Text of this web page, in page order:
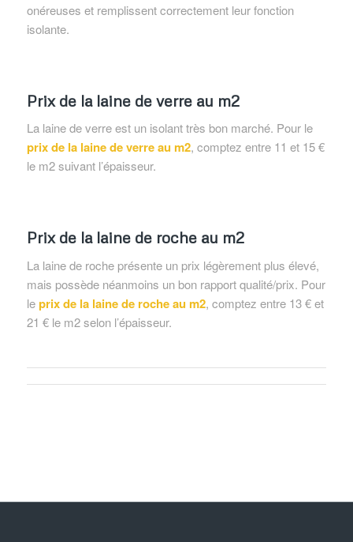
onéreuses et remplissent correctement leur fonction
isolante.
Prix de la laine de verre au m2
La laine de verre est un isolant très bon marché. Pour le
prix de la laine de verre au m2, comptez entre 11 et 15 €
le m2 suivant l’épaisseur.
Prix de la laine de roche au m2
La laine de roche présente un prix légèrement plus élevé,
mais possède néanmoins un bon rapport qualité/prix. Pour
leprix de la laine de roche au m2, comptez entre 13 € et
21 € le m2 selon l’épaisseur.